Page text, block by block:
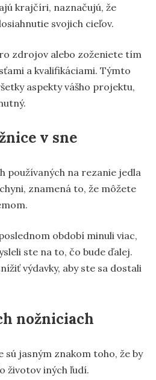
krajčíri, naznačujú, že
svojich cieľov.
zdrojov alebo zoženiete tím
a kvalifikáciami. Týmto
aspekty vášho projektu,
v sne
používaných na rezanie jedla
znamená to, že môžete
období minuli viac,
ste na to, čo bude ďalej.
výdavky, aby ste sa dostali
nožniciach
sú jasným znakom toho, že by
životov iných ľudí.